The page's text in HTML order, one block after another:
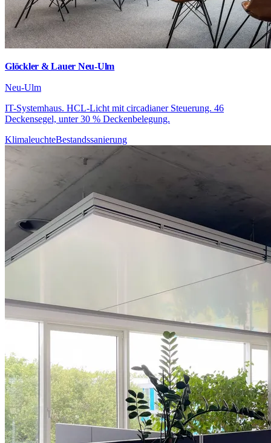
Glöckler & Lauer Neu-Ulm
Neu-Ulm
IT-Systemhaus. HCL-Licht mit circadianer Steuerung. 46
Deckensegel, unter 30 % Deckenbelegung.
KlimaleuchteBestandssanierung